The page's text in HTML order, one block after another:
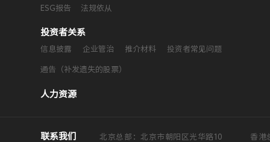
ESG报告 法规依从
投资者关系
信息披露 企业管治 推介材料 投资者常见问题
通告（补发遗失的股票）
人力资源
联系我们
北京总部：北京市朝阳区光华路10
香港